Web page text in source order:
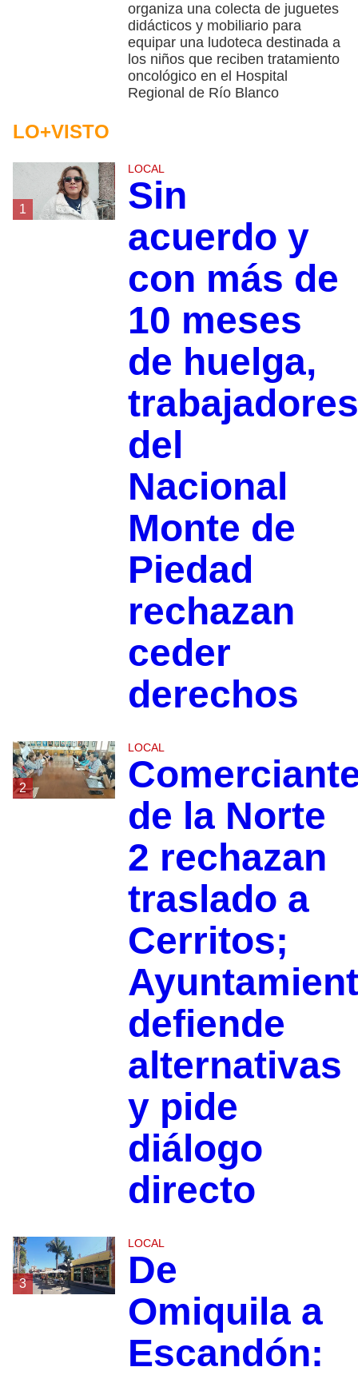
organiza una colecta de juguetes
didácticos y mobiliario para
equipar una ludoteca destinada a
los niños que reciben tratamiento
oncológico en el Hospital
Regional de Río Blanco
LO+VISTO
1
LOCAL
Sin
acuerdo y
con más de
10 meses
de huelga,
trabajadores
del
Nacional
Monte de
Piedad
rechazan
ceder
derechos
2
LOCAL
de la Norte
2 rechazan
traslado a
Cerritos;
defiende
alternativas
y pide
diálogo
directo
3
LOCAL
De
Omiquila a
Escandón: